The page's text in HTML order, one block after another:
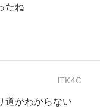
たね
lTK4C
道がわからない